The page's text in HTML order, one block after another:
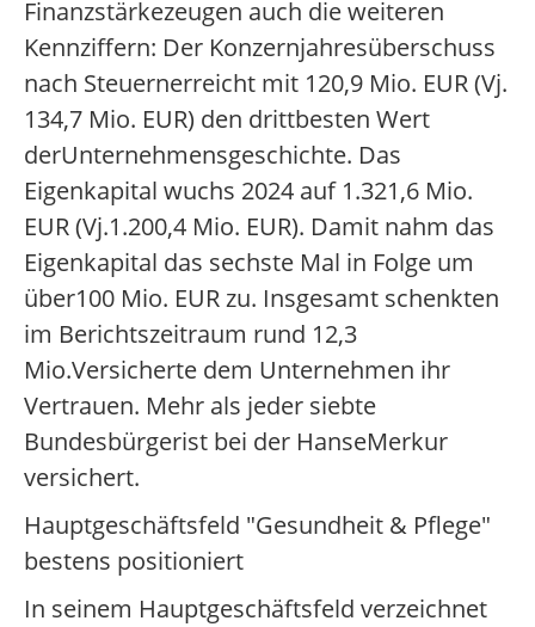
Finanzstärkezeugen auch die weiteren
Kennziffern: Der Konzernjahresüberschuss
nach Steuernerreicht mit 120,9 Mio. EUR (Vj.
134,7 Mio. EUR) den drittbesten Wert
derUnternehmensgeschichte. Das
Eigenkapital wuchs 2024 auf 1.321,6 Mio.
EUR (Vj.1.200,4 Mio. EUR). Damit nahm das
Eigenkapital das sechste Mal in Folge um
über100 Mio. EUR zu. Insgesamt schenkten
im Berichtszeitraum rund 12,3
Mio.Versicherte dem Unternehmen ihr
Vertrauen. Mehr als jeder siebte
Bundesbürgerist bei der HanseMerkur
versichert.
Hauptgeschäftsfeld "Gesundheit & Pflege"
bestens positioniert
In seinem Hauptgeschäftsfeld verzeichnet